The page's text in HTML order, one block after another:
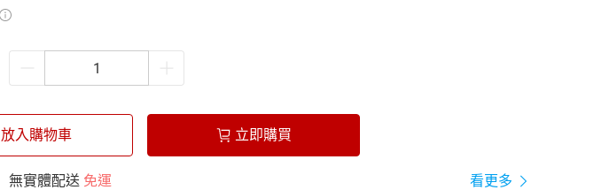
放入購物車 立即購買
無實體配送 免運 看更多